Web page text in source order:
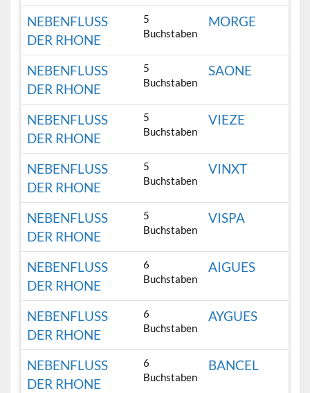
NEBENFLUSS
DER RHONE
5
Buchstaben
MORGE
NEBENFLUSS
DER RHONE
5
Buchstaben
SAONE
NEBENFLUSS
DER RHONE
5
Buchstaben
VIEZE
NEBENFLUSS
DER RHONE
5
Buchstaben
VINXT
NEBENFLUSS
DER RHONE
5
Buchstaben
VISPA
NEBENFLUSS
DER RHONE
6
Buchstaben
AIGUES
NEBENFLUSS
DER RHONE
6
Buchstaben
AYGUES
NEBENFLUSS
DER RHONE
6
Buchstaben
BANCEL